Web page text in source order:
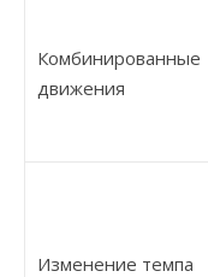
Комбинированные
движения
Изменение темпа